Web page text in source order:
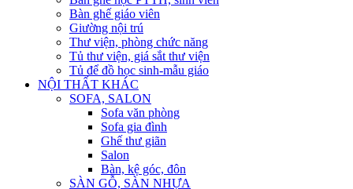
Bàn ghế giáo viên
Giường nội trú
Thư viện, phòng chức năng
Tủ thư viện, giá sắt thư viện
Tủ để đồ học sinh-mẫu giáo
NỘI THẤT KHÁC
SOFA, SALON
Sofa văn phòng
Sofa gia đình
Ghế thư giãn
Salon
Bàn, kệ góc, đôn
SÀN GỖ, SÀN NHỰA